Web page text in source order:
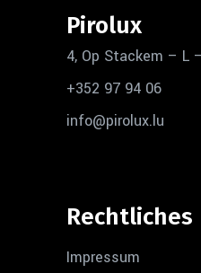
Pirolux
4, Op Stackem – L
+352 97 94 06
info@pirolux.lu
Rechtliches
Impressum